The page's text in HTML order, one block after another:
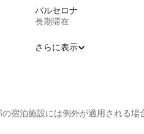
バルセロナ
長期滞在
さらに表示
宿泊施設には例外が適用される場